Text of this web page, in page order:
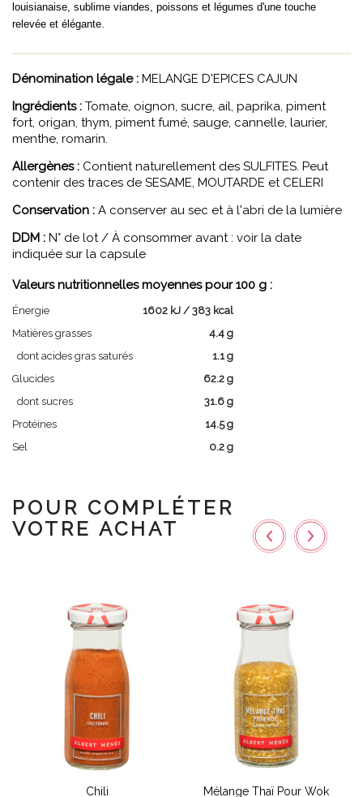
louisianaise, sublime viandes, poissons et légumes d'une touche
relevée et élégante.
Dénomination légale : MELANGE D'EPICES CAJUN
Ingrédients : Tomate, oignon, sucre, ail, paprika, piment
fort, origan, thym, piment fumé, sauge, cannelle, laurier,
menthe, romarin.
Allergènes : Contient naturellement des SULFITES. Peut
contenir des traces de SESAME, MOUTARDE et CELERI
Conservation : A conserver au sec et à l'abri de la lumière
DDM : N° de lot / À consommer avant : voir la date
indiquée sur la capsule
Valeurs nutritionnelles moyennes pour 100 g :
Énergie
1602 kJ / 383 kcal
Matières grasses
4.4 g
dont acides gras saturés
1.1 g
Glucides
62.2 g
dont sucres
31.6 g
Protéines
14.5 g
Sel
0.2 g
POUR COMPLÉTER
VOTRE ACHAT
Chili Mélange Thaï Pour Wok